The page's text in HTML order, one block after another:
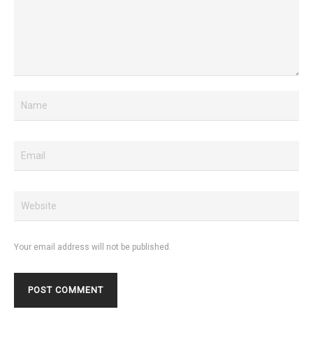
Your email address will not be published.